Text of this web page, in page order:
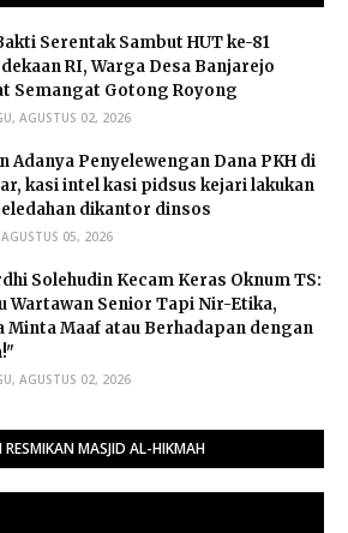
Serentak Sambut HUT ke-81
RI, Warga Desa Banjarejo
Semangat Gotong Royong
AGUSTUS 02, 2026
Adanya Penyelewengan Dana PKH di
kasi intel kasi pidsus kejari lakukan
dikantor dinsos
05, 2026
Solehudin Kecam Keras Oknum TS:
Wartawan Senior Tapi Nir-Etika,
Minta Maaf atau Berhadapan dengan
AGUSTUS 02, 2026
RESMIKAN MASJID AL-HIKMAH